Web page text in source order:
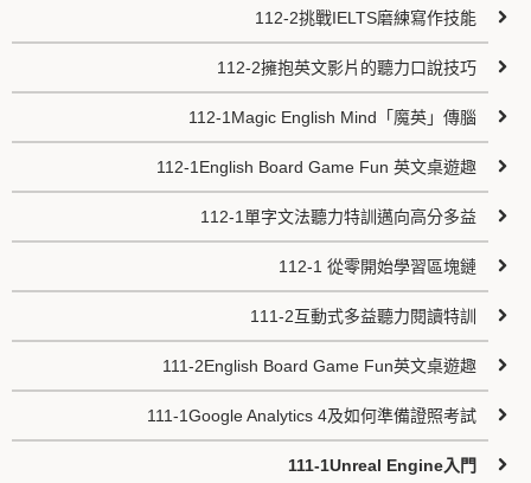
112-2挑戰IELTS磨練寫作技能
112-2擁抱英文影片的聽力口說技巧
112-1Magic English Mind「魔英」傳腦
112-1English Board Game Fun 英文桌遊趣
112-1單字文法聽力特訓邁向高分多益
112-1 從零開始學習區塊鏈
111-2互動式多益聽力閱讀特訓
111-2English Board Game Fun英文桌遊趣
111-1Google Analytics 4及如何準備證照考試
111-1Unreal Engine入門